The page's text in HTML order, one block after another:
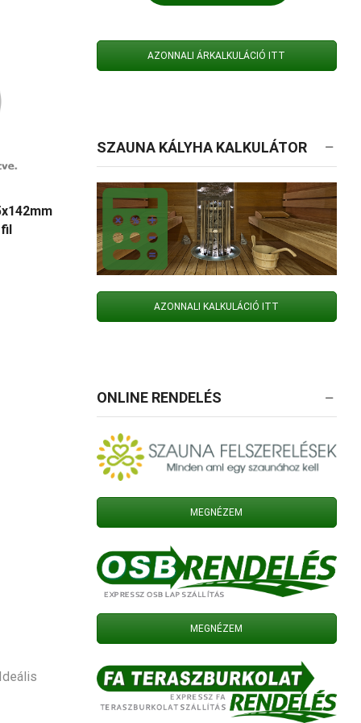
AZONNALI ÁRKALKULÁCIÓ ITT
SZAUNA KÁLYHA KALKULÁTOR
AZONNALI KALKULÁCIÓ ITT
ONLINE RENDELÉS
MEGNÉZEM
MEGNÉZEM